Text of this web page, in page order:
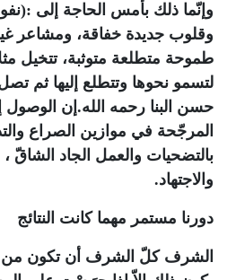
وإنّما ذلك بأمس الحاجة إلى
وقلوب جديدة خفاقة، ومشاعر
طموحة متطلعة متوثبة، تتخيل
لتسمو نحوها وتتطلع إليها ثم
حسن البنا رحمه الله.إن
المرجّحة في موازين الصراع
بالتضحيات والعمل الجاد الشاقّ
والاجتهاد.
دورنا مستمر مهما كانت النتائج
الشرف كلّ الشرف أن تكون من